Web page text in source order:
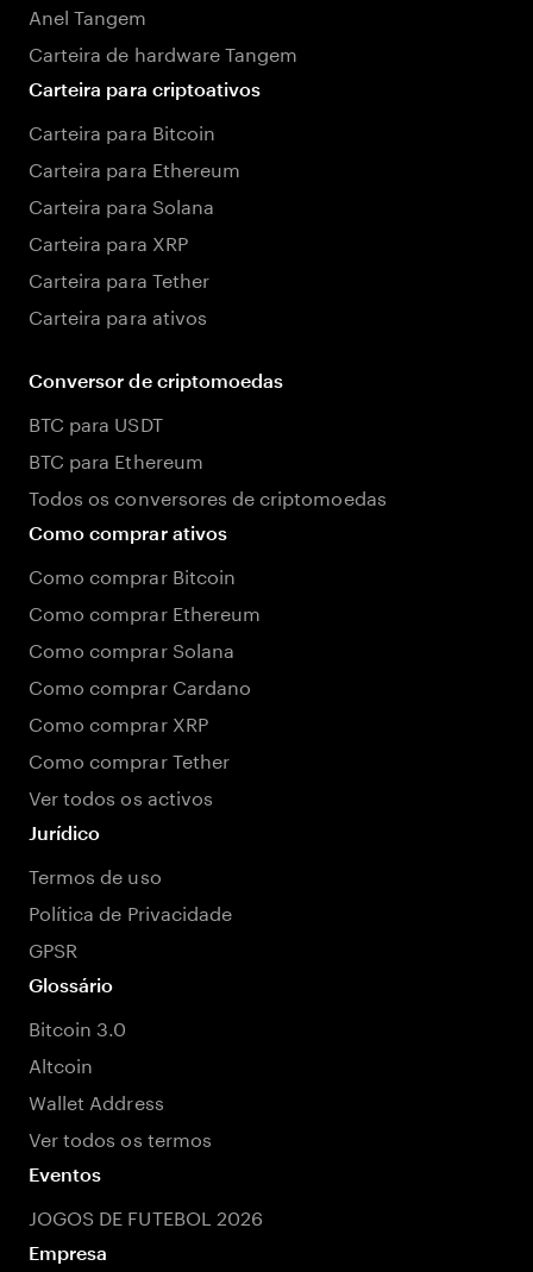
Anel Tangem
Carteira de hardware Tangem
Carteira para criptoativos
Carteira para Bitcoin
Carteira para Ethereum
Carteira para Solana
Carteira para XRP
Carteira para Tether
Carteira para ativos
Conversor de criptomoedas
BTC para USDT
BTC para Ethereum
Todos os conversores de criptomoedas
Como comprar ativos
Como comprar Bitcoin
Como comprar Ethereum
Como comprar Solana
Como comprar Cardano
Como comprar XRP
Como comprar Tether
Ver todos os activos
Jurídico
Termos de uso
Política de Privacidade
GPSR
Glossário
Bitcoin 3.0
Altcoin
Wallet Address
Ver todos os termos
Eventos
JOGOS DE FUTEBOL 2026
Empresa